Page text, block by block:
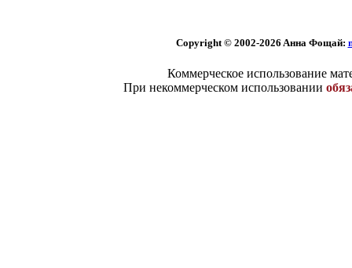
Copyright © 2002-2026 Aннa Фoщaй:
Коммерческое использование
При некоммерческом использовании